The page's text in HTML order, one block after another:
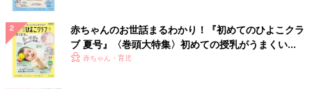
赤ちゃんのお世話まるわかり！『初めてのひよこクラ
ブ 夏号』〈巻頭大特集〉初めての授乳がうまくい
く！ おっぱい・ミルクの基本と夏のトラブル 解決テ
赤ちゃん・育児